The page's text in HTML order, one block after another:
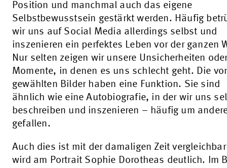
Position und manchmal auch das eigene
Selbstbewusstsein gestärkt werden. Häufig
wir uns auf Social Media allerdings selbst und
inszenieren ein perfektes Leben vor der ganzen
Nur selten zeigen wir unsere Unsicherheiten
Momente, in denen es uns schlecht geht. Die
gewählten Bilder haben eine Funktion. Sie sind
ähnlich wie eine Autobiografie, in der wir uns
beschreiben und inszenieren – häufig um
gefallen.
Auch dies ist mit der damaligen Zeit
wird am Portrait Sophie Dorotheas deutlich. Im